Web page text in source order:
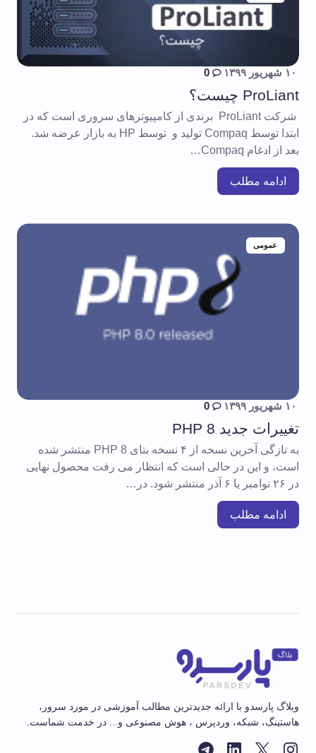
۱۰ شهریور ۱۳۹۹ 0
ProLiant چیست؟
شرکت ProLiant برندی از کامپیوترهای سروری است که در
ابتدا توسط Compaq تولید و توسط HP به بازار عرضه شد.
بعد از ادغام Compaq…
ادامه مطلب
عمومی
۱۰ شهریور ۱۳۹۹ 0
تغییرات جدید PHP 8
به تازگی آخرین نسخه از ۴ نسخه بتای PHP 8 منتشر شده
است، و این در حالی است که انتظار می رفت محصول نهایی
در ۲۶ نوامبر یا ۶ آذر منتشر شود. در…
ادامه مطلب
وبلاگ پارسدو با ارائه جدیدترین مطالب آموزشی در مورد سرور،
هاستینگ، شبکه، وردپرس ، هوش مصنوعی و... در خدمت شماست.